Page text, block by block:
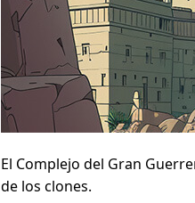
El Complejo del Gran
de los clones.